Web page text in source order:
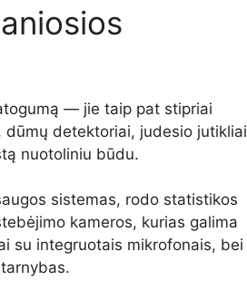
— jie taip pat stipriai
detektoriai, judesio jutikliai
nuotoliniu būdu.
sistemas, rodo statistikos
kameros, kurias galima
su integruotais mikrofonais, bei